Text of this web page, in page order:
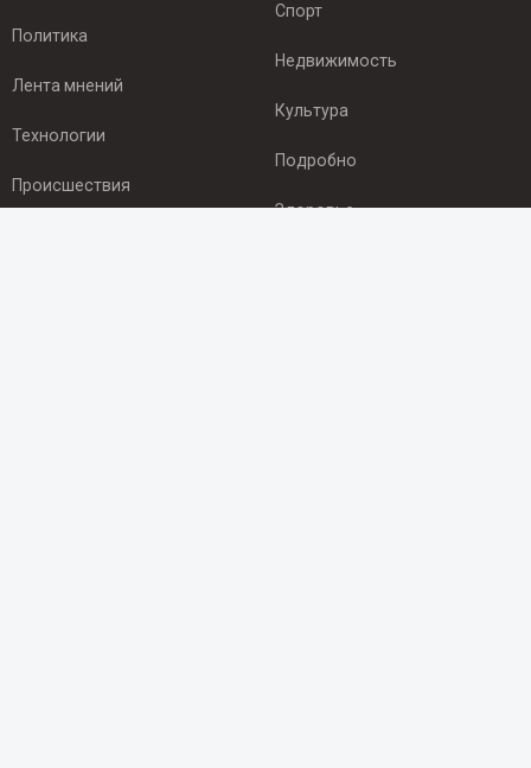
Политика
Лента мнений
Технологии
Происшествия
Спорт
Недвижимость
Культура
Подробно
Здоровье